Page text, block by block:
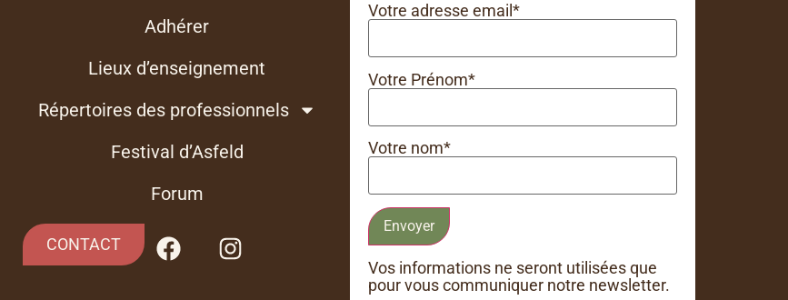
Adhérer
Lieux d’enseignement
Répertoires des professionnels
Festival d’Asfeld
Forum
CONTACT
Votre adresse email*
Votre Prénom*
Votre nom*
Vos informations ne seront utilisées que
pour vous communiquer notre newsletter.